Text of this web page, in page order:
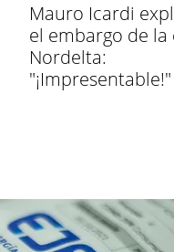
Mauro Icardi
el embargo de la
Nordelta:
"¡Impresentable!"